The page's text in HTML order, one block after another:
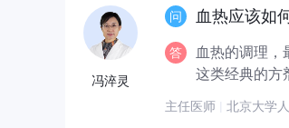
冯淬灵
血热应该如
血热的调理，
这类经典的方
主任医师 北京大学